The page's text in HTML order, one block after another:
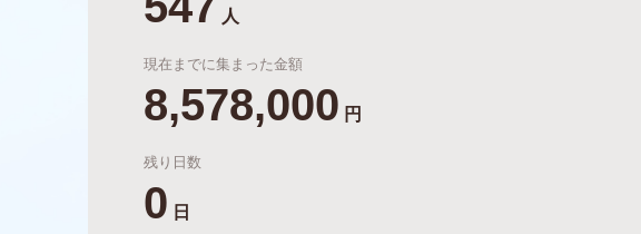
プロジェクト
人
現在までに集まった金額
8,578,000 円
残り日数
0 日